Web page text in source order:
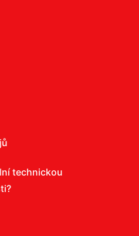
technickou